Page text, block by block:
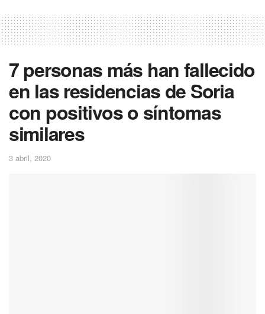
7 personas más han fallecido
en las residencias de Soria
con positivos o síntomas
similares
3 abril, 2020